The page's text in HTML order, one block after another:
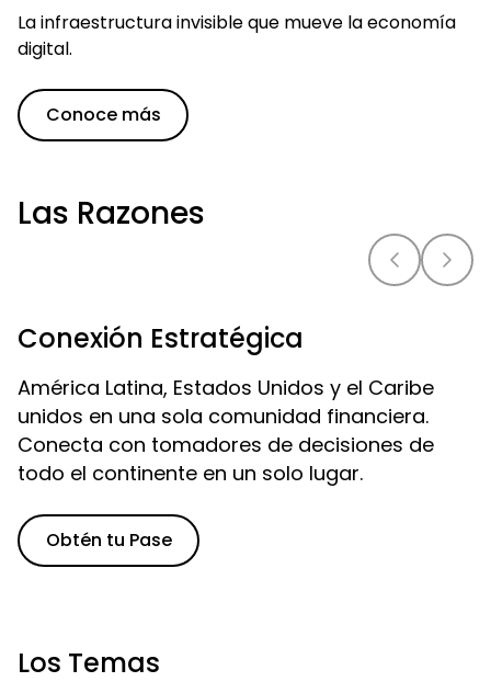
La infraestructura invisible que mueve la economía
digital.
Conoce más
Las Razones
Conexión Estratégica
América Latina, Estados Unidos y el Caribe
unidos en una sola comunidad financiera.
Conecta con tomadores de decisiones de
todo el continente en un solo lugar.
Obtén tu Pase
Los Temas